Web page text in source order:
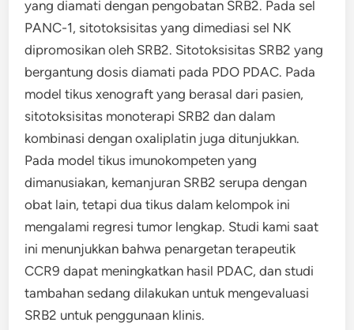
yang diamati dengan pengobatan SRB2. Pada sel
PANC-1, sitotoksisitas yang dimediasi sel NK
dipromosikan oleh SRB2. Sitotoksisitas SRB2 yang
bergantung dosis diamati pada PDO PDAC. Pada
model tikus xenograft yang berasal dari pasien,
sitotoksisitas monoterapi SRB2 dan dalam
kombinasi dengan oxaliplatin juga ditunjukkan.
Pada model tikus imunokompeten yang
dimanusiakan, kemanjuran SRB2 serupa dengan
obat lain, tetapi dua tikus dalam kelompok ini
mengalami regresi tumor lengkap. Studi kami saat
ini menunjukkan bahwa penargetan terapeutik
CCR9 dapat meningkatkan hasil PDAC, dan studi
tambahan sedang dilakukan untuk mengevaluasi
SRB2 untuk penggunaan klinis.